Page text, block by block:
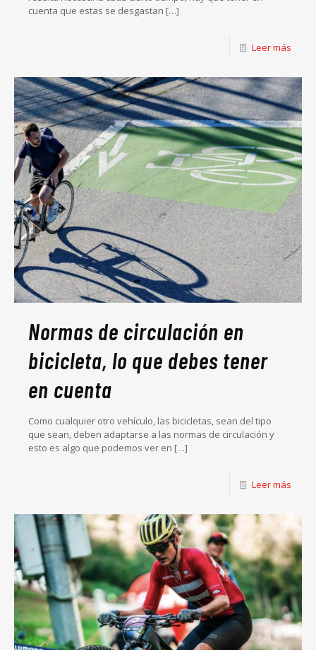
cuenta que estas se desgastan […]
Leer más
Normas de circulación en
bicicleta, lo que debes tener
en cuenta
Como cualquier otro vehículo, las bicicletas, sean del tipo
que sean, deben adaptarse a las normas de circulación y
esto es algo que podemos ver en […]
Leer más